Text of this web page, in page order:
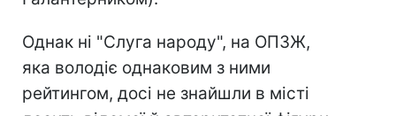
Однак ні "Слуга народу", на ОПЗЖ,
яка володіє однаковим з ними
рейтингом, досі не знайшли в місті